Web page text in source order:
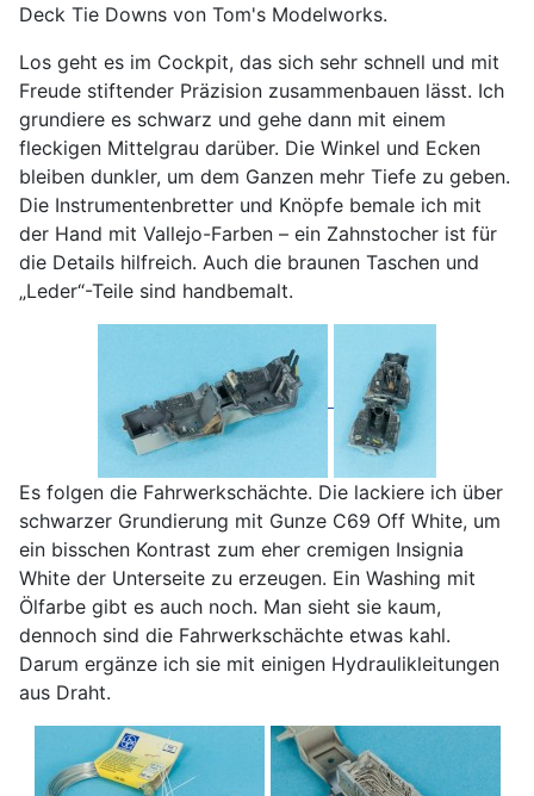
Deck Tie Downs von Tom's Modelworks.
Los geht es im Cockpit, das sich sehr schnell und mit
Freude stiftender Präzision zusammenbauen lässt. Ich
grundiere es schwarz und gehe dann mit einem
fleckigen Mittelgrau darüber. Die Winkel und Ecken
bleiben dunkler, um dem Ganzen mehr Tiefe zu geben.
Die Instrumentenbretter und Knöpfe bemale ich mit
der Hand mit Vallejo-Farben – ein Zahnstocher ist für
die Details hilfreich. Auch die braunen Taschen und
„Leder“-Teile sind handbemalt.
Es folgen die Fahrwerkschächte. Die lackiere ich über
schwarzer Grundierung mit Gunze C69 Off White, um
ein bisschen Kontrast zum eher cremigen Insignia
White der Unterseite zu erzeugen. Ein Washing mit
Ölfarbe gibt es auch noch. Man sieht sie kaum,
dennoch sind die Fahrwerkschächte etwas kahl.
Darum ergänze ich sie mit einigen Hydraulikleitungen
aus Draht.